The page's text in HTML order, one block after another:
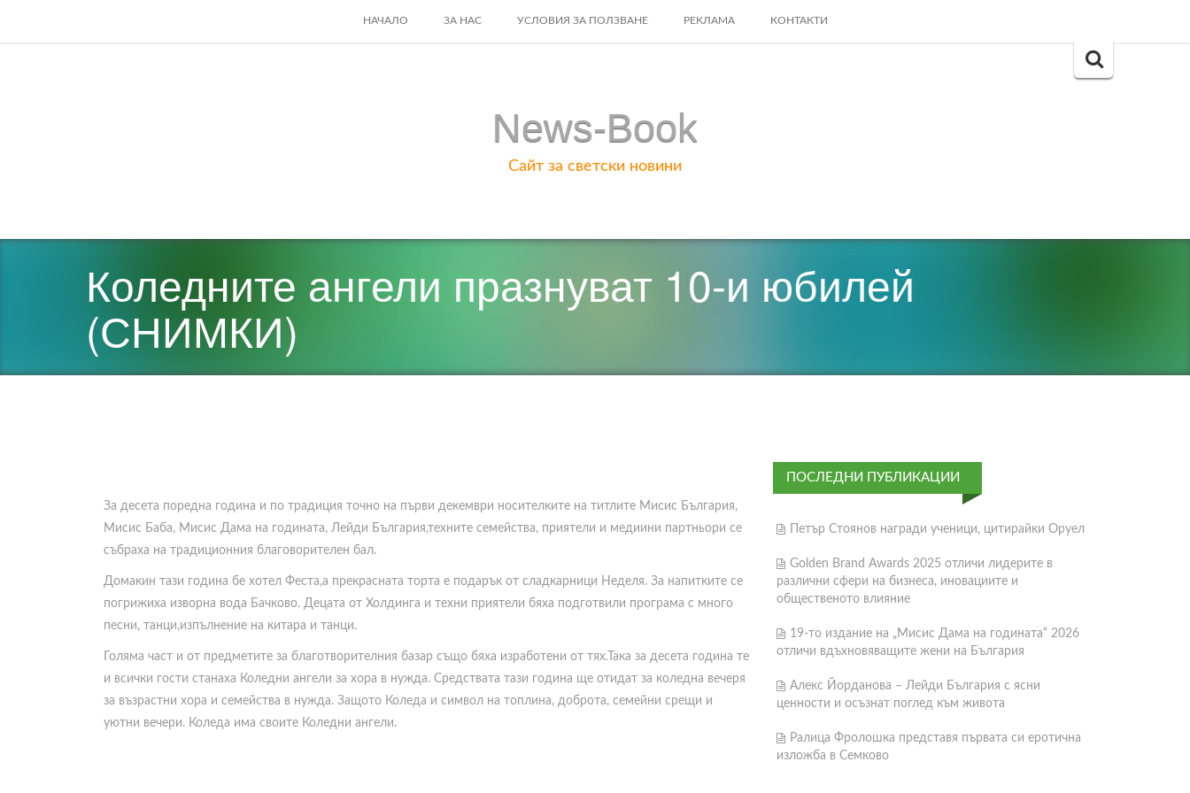
SKIP
НАЧАЛО ЗА НАС УСЛОВИЯ ЗА ПОЛЗВАНЕ РЕКЛАМА КОНТАКТИ
Search
News-Book
Сайт за светски новини
Коледните ангели празнуват 10-и юбилей
(СНИМКИ)
За десета поредна година и по традиция точно на първи декември носителките на титлите Мисис България,
Мисис Баба, Мисис Дама на годината, Лейди България,техните семейства, приятели и медиини партньори се
събраха на традиционния благоворителен бал.
Домакин тази година бе хотел Феста,а прекрасната торта е подарък от сладкарници Неделя. За напитките се
погрижиха изворна вода Бачково. Децата от Холдинга и техни приятели бяха подготвили програма с много
песни, танци,изпълнение на китара и танци.
Голяма част и от предметите за благотворителния базар също бяха изработени от тях.Така за десета година те
и всички гости станаха Коледни ангели за хора в нужда. Средствата тази година ще отидат за коледна вечеря
за възрастни хора и семейства в нужда. Защото Коледа и символ на топлина, доброта, семейни срещи и
уютни вечери. Коледа има своите Коледни ангели.
ПОСЛЕДНИ ПУБЛИКАЦИИ
Петър Стоянов награди ученици, цитирайки Оруел
Golden Brand Awards 2025 отличи лидерите в
различни сфери на бизнеса, иновациите и
общественото влияние
19-то издание на „Мисис Дама на годината“ 2026
отличи вдъхновяващите жени на България
Алекс Йорданова – Лейди България с ясни
ценности и осъзнат поглед към живота
Ралица Фролошка представя първата си еротична
изложба в Семково